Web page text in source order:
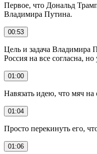
Первое, что Дональд
Владимира Путина.
00:53
Цель и задача Владимира
Россия на все согласна, но
01:00
Навязать идею, что мяч
01:04
Просто перекинуть его,
01:06